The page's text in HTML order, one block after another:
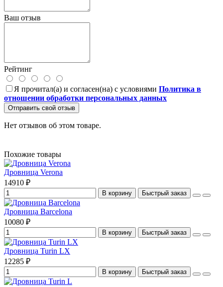
Ваш отзыв
Рейтинг
Я прочитал(а) и согласен(на) с условиями Политика в
отношении обработки персональных данных
Отправить свой отзыв
Нет отзывов об этом товаре.
Похожие товары
Дровница Verona
14910 ₽
В корзину Быстрый заказ
Дровница Barcelona
10080 ₽
В корзину Быстрый заказ
Дровница Turin LХ
12285 ₽
В корзину Быстрый заказ